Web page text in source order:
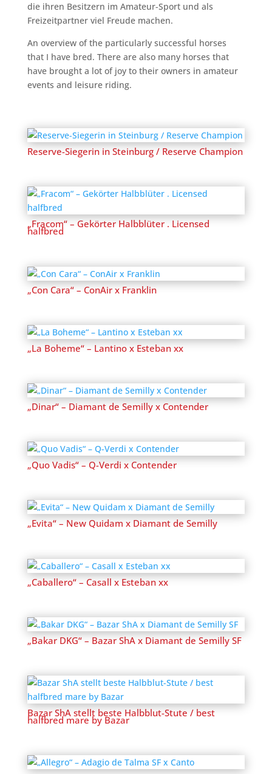
die ihren Besitzern im Amateur-Sport und als
Freizeitpartner viel Freude machen.
An overview of the particularly successful horses
that I have bred. There are also many horses that
have brought a lot of joy to their owners in amateur
events and leisure riding.
Reserve-Siegerin in Steinburg / Reserve Champion
„Fracom“ – Gekörter Halbblüter . Licensed
halfbred
„Con Cara“ – ConAir x Franklin
„La Boheme“ – Lantino x Esteban xx
„Dinar“ – Diamant de Semilly x Contender
„Quo Vadis“ – Q-Verdi x Contender
„Evita“ – New Quidam x Diamant de Semilly
„Caballero“ – Casall x Esteban xx
„Bakar DKG“ – Bazar ShA x Diamant de Semilly SF
Bazar ShA stellt beste Halbblut-Stute / best
halfbred mare by Bazar